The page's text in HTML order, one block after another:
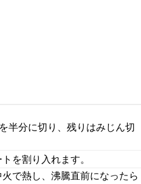
半分に切り、残りはみじん切
を割り入れます。
で熱し、沸騰直前になったら